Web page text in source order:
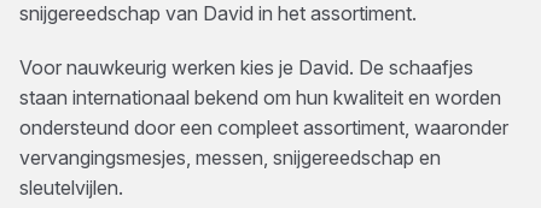
snijgereedschap van David in het assortiment.
Voor nauwkeurig werken kies je David. De schaafjes
staan internationaal bekend om hun kwaliteit en worden
ondersteund door een compleet assortiment, waaronder
vervangingsmesjes, messen, snijgereedschap en
sleutelvijlen.